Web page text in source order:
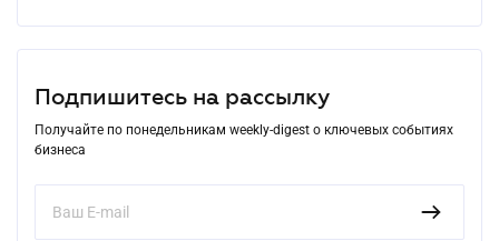
Подпишитесь на рассылку
Получайте по понедельникам weekly-digest о ключевых событиях
бизнеса